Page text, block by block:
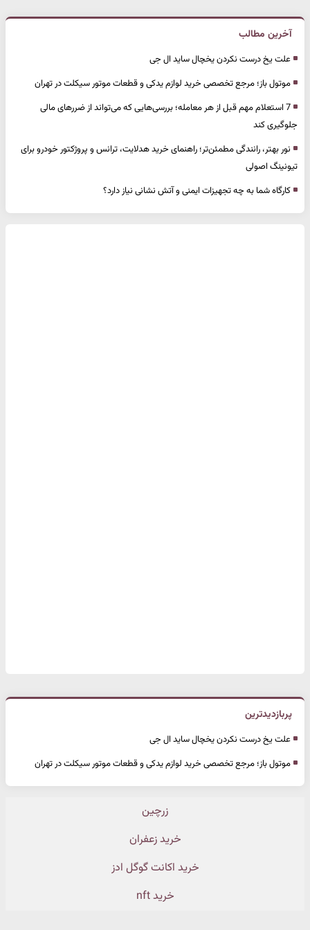
آخرین مطالب
علت یخ درست نکردن یخچال ساید ال جی
موتول باز؛ مرجع تخصصی خرید لوازم یدکی و قطعات موتور سیکلت در تهران
7 استعلام مهم قبل از هر معامله؛ بررسی‌هایی که می‌تواند از ضررهای مالی
جلوگیری کند
نور بهتر، رانندگی مطمئن‌تر؛ راهنمای خرید هدلایت، ترانس و پروژکتور خودرو برای
تیونینگ اصولی
کارگاه شما به چه تجهیزات ایمنی و آتش نشانی نیاز دارد؟
پربازدیدترین
علت یخ درست نکردن یخچال ساید ال جی
موتول باز؛ مرجع تخصصی خرید لوازم یدکی و قطعات موتور سیکلت در تهران
زرچین
خرید زعفران
خرید اکانت گوگل ادز
خرید nft